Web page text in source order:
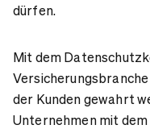
dürfen.
Mit dem
der Kunden gewahrt
Unternehmen mit